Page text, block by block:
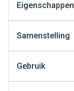
Eigenschappen
Samenstelling
Gebruik